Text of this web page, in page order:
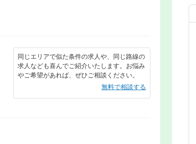
同じエリアで似た条件の求人や、同じ路線の
求人なども喜んでご紹介いたします。お悩み
やご希望があれば、ぜひご相談ください。
無料で相談する